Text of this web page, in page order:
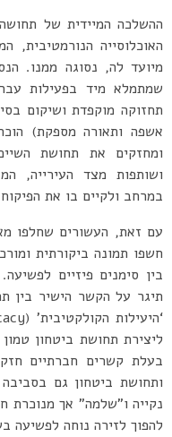
האוכלוסייה הנורמטיבית,
מיועד לה, נסוגה ממנו.
שמתמלא מיד בפעילות
תחזוקה מוקפדת ושיקום
אשפה ותאורה מספקת)
ומחזקים את תחושת
ושותפות מצד העירייה,
במרחב ולקיים בו את
עם זאת, העשורים שחלפו
חשפו תמונה ביקורתית
בין סימנים פיזיים
תיגר על הקשר הישיר בין
‘היעילות הקולקטיבית’ (Collective Efficacy)
ליצירת תחושת ביטחון
בעלת קשרים חברתיים
ותחושת ביטחון גם
נקייה ו”שלמה” אך מנוכרת
להפוך לזירה נוחה לפשיעה